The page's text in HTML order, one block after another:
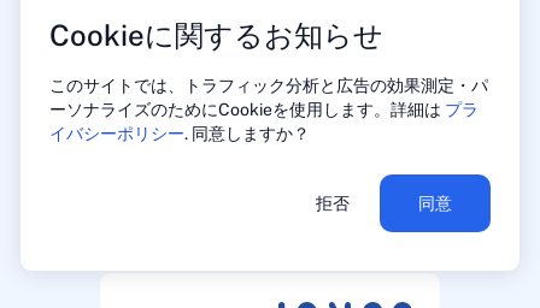
Cookieに関するお知らせ
このサイトでは、トラフィック分析と広告の効果測定・パ
ーソナライズのためにCookieを使用します。詳細は プラ
イバシーポリシー. 同意しますか？
拒否 同意
vs
vs